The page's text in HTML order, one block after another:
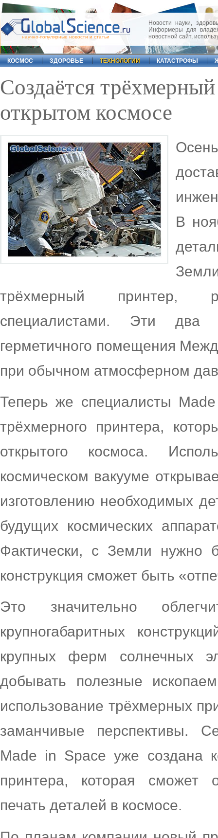
научно-популярные новости и статьи
Новости науки,
Информеры для
новостной сайт,
КОСМОС ЗДОРОВЬЕ ТЕХНОЛОГИИ КАТАСТРОФЫ
Создаётся
открытом космосе
В
трёхмерный принтер,
специалистами. Эти два
герметичного помещения
при обычном атмосферном
Теперь же специалисты
трёхмерного принтера,
открытого космоса.
космическом вакууме
изготовлению необходимых
будущих космических
Фактически, с Земли нужно
конструкция сможет быть
Это значительно
крупногабаритных
крупных ферм солнечных
добывать полезные
использование трёхмерных
заманчивые перспективы.
Made in Space уже создана
принтера, которая сможет
печать деталей в космосе.